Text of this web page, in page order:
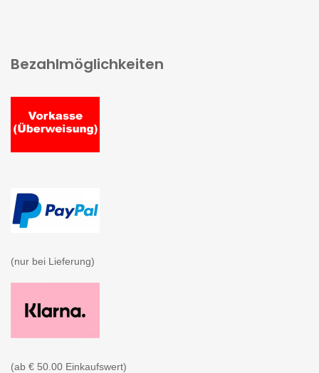
Bezahlmöglichkeiten
(nur bei Lieferung)
(ab € 50.00 Einkaufswert)